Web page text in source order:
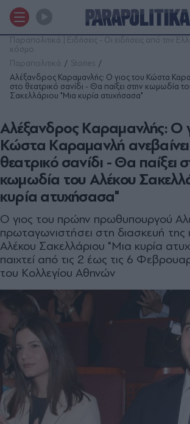
Παραπολιτικά | Ειδήσεις - Οι ειδήσεις από την
κόσμο
Παραπολιτικά
Stories
Αλέξανδρος Καραμανλής: Ο γιος του Κώστα
στο θεατρικό σανίδι - Θα παίξει στην κωμωδία
Σακελλάριου "Μια κυρία ατυχήσασα"
Αλέξανδρος Καραμανλής: Ο
Κώστα Καραμανλή
θεατρικό σανίδι - Θα παίξει
κωμωδία του Αλέκου
κυρία ατυχήσασα"
Ο γιος του πρώην πρωθυπουργού
πρωταγωνιστήσει στη διασκευή
Αλέκου Σακελλάριου "Μια κυρία
παιχτεί από τις 2 έως τις 6
του Κολλεγίου Αθηνών